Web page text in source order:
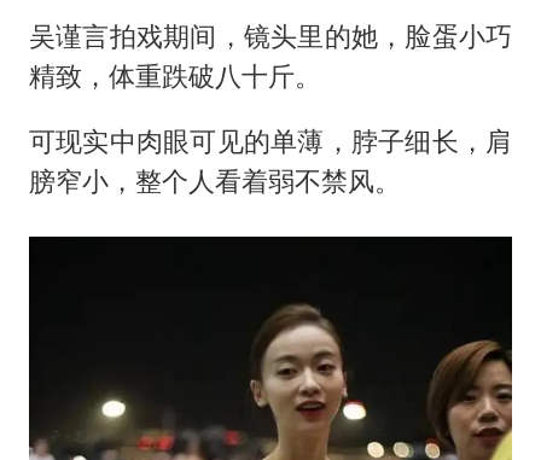
吴谨言拍戏期间，镜头里的她，脸蛋小巧
精致，体重跌破八十斤。
可现实中肉眼可见的单薄，脖子细长，肩
膀窄小，整个人看着弱不禁风。